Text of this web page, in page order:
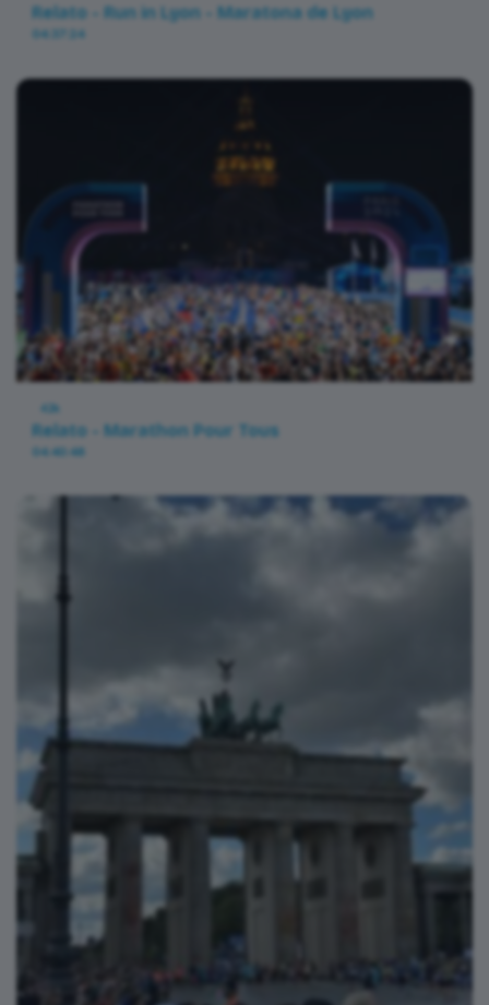
Relato - Run in Lyon - Maratona de Lyon
04:37:24
42k
Relato - Marathon Pour Tous
04:40:48